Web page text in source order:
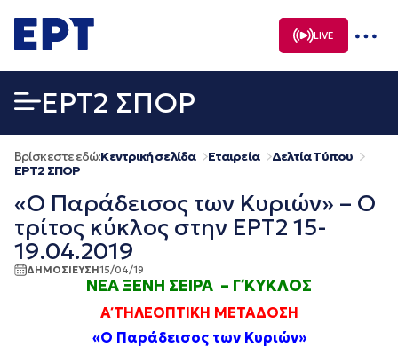
σε
περιεχόμενο
LIVE
EΡΤ2 ΣΠΟΡ
Βρίσκεστε εδώ:Κεντρική σελίδα Εταιρεία
Δελτία Τύπου
EΡΤ2 ΣΠΟΡ
«Ο Παράδεισος των Κυριών» – Ο
τρίτος κύκλος στην ΕΡΤ2 15-
19.04.2019
ΔΗΜΟΣΙΕΥΣΗ15/04/19
ΝΕΑ ΞΕΝΗ ΣΕΙΡΑ – Γ΄ ΚΥΚΛΟΣ
Α΄ ΤΗΛΕΟΠΤΙΚΗ ΜΕΤΑΔΟΣΗ
«Ο Παράδεισος των Κυριών»